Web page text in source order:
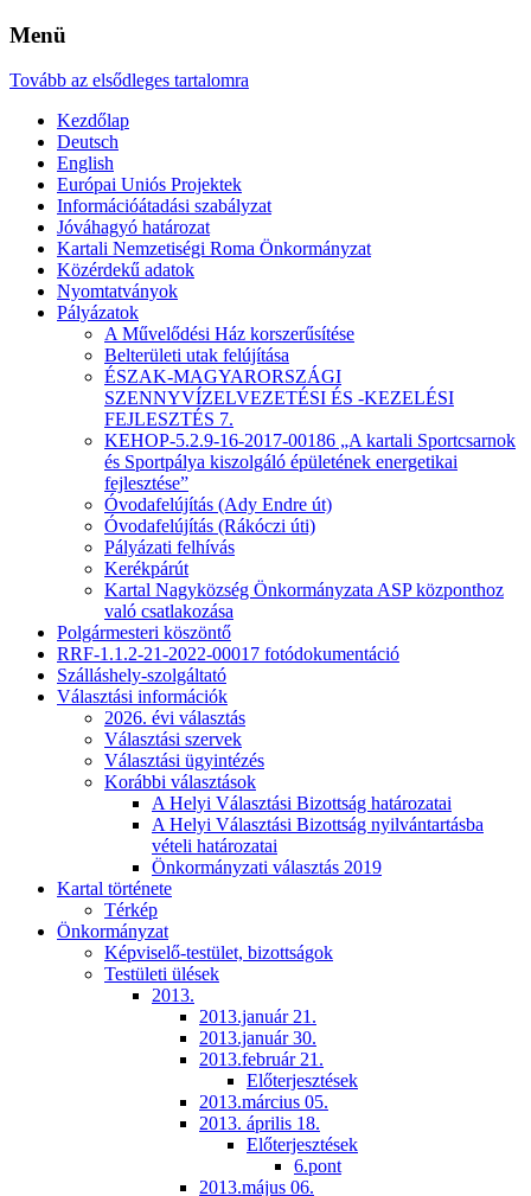
Menü
Tovább az elsődleges tartalomra
Kezdőlap
Deutsch
English
Európai Uniós Projektek
Információátadási szabályzat
Jóváhagyó határozat
Kartali Nemzetiségi Roma Önkormányzat
Közérdekű adatok
Nyomtatványok
Pályázatok
A Művelődési Ház korszerűsítése
Belterületi utak felújítása
ÉSZAK-MAGYARORSZÁGI
SZENNYVÍZELVEZETÉSI ÉS -KEZELÉSI
FEJLESZTÉS 7.
KEHOP-5.2.9-16-2017-00186 „A kartali Sportcsarnok
és Sportpálya kiszolgáló épületének energetikai
fejlesztése”
Óvodafelújítás (Ady Endre út)
Óvodafelújítás (Rákóczi úti)
Pályázati felhívás
Kerékpárút
Kartal Nagyközség Önkormányzata ASP központhoz
való csatlakozása
Polgármesteri köszöntő
RRF-1.1.2-21-2022-00017 fotódokumentáció
Szálláshely-szolgáltató
Választási információk
2026. évi választás
Választási szervek
Választási ügyintézés
Korábbi választások
A Helyi Választási Bizottság határozatai
A Helyi Választási Bizottság nyilvántartásba
vételi határozatai
Önkormányzati választás 2019
Kartal története
Térkép
Önkormányzat
Képviselő-testület, bizottságok
Testületi ülések
2013.
2013.január 21.
2013.január 30.
2013.február 21.
Előterjesztések
2013.március 05.
2013. április 18.
Előterjesztések
6.pont
2013.május 06.